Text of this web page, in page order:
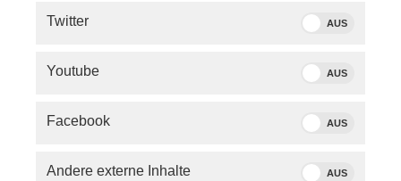
Twitter AUS
Youtube AUS
Facebook AUS
Andere externe Inhalte AUS